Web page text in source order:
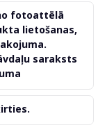
fotoattēlā
lietošanas,
saraksts